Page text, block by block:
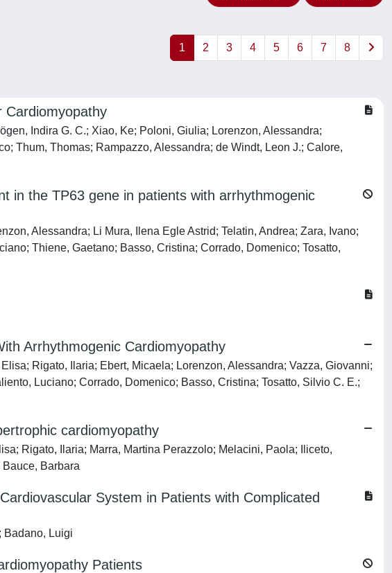
1 2 3 4 5 6 7 8
Cardiomyopathy
Indira G. C.; Xiao, Ke; Poloni, Giulia; Lorenzon, Alessandra;
Thum, Thomas; Rampazzo, Alessandra; de Windt, Leon J.; Calore,
in the TP63 gene in patients with arrhythmogenic
Alessandra; Li Mura, Ilena Egle Astrid; Telatin, Andrea; Zara, Ivano;
Thiene, Gaetano; Basso, Cristina; Corrado, Domenico; Tosatto,
Arrhythmogenic Cardiomyopathy
Rigato, Ilaria; Ebert, Micaela; Lorenzon, Alessandra; Vazza, Giovanni;
Luciano; Corrado, Domenico; Basso, Cristina; Tosatto, Silvio C. E.;
cardiomyopathy
Rigato, Ilaria; Marra, Martina Perazzolo; Melacini, Paola; Iliceto,
Barbara
System in Patients with Complicated
Badano, Luigi
Patients